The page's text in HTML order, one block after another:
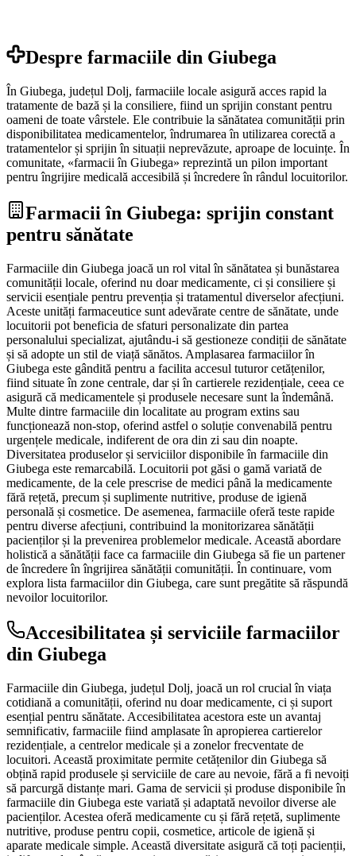
Despre farmaciile din Giubega
În Giubega, județul Dolj, farmaciile locale asigură acces rapid la
tratamente de bază și la consiliere, fiind un sprijin constant pentru
oameni de toate vârstele. Ele contribuie la sănătatea comunității prin
disponibilitatea medicamentelor, îndrumarea în utilizarea corectă a
tratamentelor și sprijin în situații neprevăzute, aproape de locuințe. În
comunitate, «farmacii în Giubega» reprezintă un pilon important
pentru îngrijire medicală accesibilă și încredere în rândul locuitorilor.
Farmacii în Giubega: sprijin constant
pentru sănătate
Farmaciile din Giubega joacă un rol vital în sănătatea și bunăstarea
comunității locale, oferind nu doar medicamente, ci și consiliere și
servicii esențiale pentru prevenția și tratamentul diverselor afecțiuni.
Aceste unități farmaceutice sunt adevărate centre de sănătate, unde
locuitorii pot beneficia de sfaturi personalizate din partea
personalului specializat, ajutându-i să gestioneze condiții de sănătate
și să adopte un stil de viață sănătos. Amplasarea farmaciilor în
Giubega este gândită pentru a facilita accesul tuturor cetățenilor,
fiind situate în zone centrale, dar și în cartierele rezidențiale, ceea ce
asigură că medicamentele și produsele necesare sunt la îndemână.
Multe dintre farmaciile din localitate au program extins sau
funcționează non-stop, oferind astfel o soluție convenabilă pentru
urgențele medicale, indiferent de ora din zi sau din noapte.
Diversitatea produselor și serviciilor disponibile în farmaciile din
Giubega este remarcabilă. Locuitorii pot găsi o gamă variată de
medicamente, de la cele prescrise de medici până la medicamente
fără rețetă, precum și suplimente nutritive, produse de igienă
personală și cosmetice. De asemenea, farmaciile oferă teste rapide
pentru diverse afecțiuni, contribuind la monitorizarea sănătății
pacienților și la prevenirea problemelor medicale. Această abordare
holistică a sănătății face ca farmaciile din Giubega să fie un partener
de încredere în îngrijirea sănătății comunității. În continuare, vom
explora lista farmaciilor din Giubega, care sunt pregătite să răspundă
nevoilor locuitorilor.
Accesibilitatea și serviciile farmaciilor
din Giubega
Farmaciile din Giubega, județul Dolj, joacă un rol crucial în viața
cotidiană a comunității, oferind nu doar medicamente, ci și suport
esențial pentru sănătate. Accesibilitatea acestora este un avantaj
semnificativ, farmaciile fiind amplasate în apropierea cartierelor
rezidențiale, a centrelor medicale și a zonelor frecventate de
locuitori. Această proximitate permite cetățenilor din Giubega să
obțină rapid produsele și serviciile de care au nevoie, fără a fi nevoiți
să parcurgă distanțe mari. Gama de servicii și produse disponibile în
farmaciile din Giubega este variată și adaptată nevoilor diverse ale
pacienților. Acestea oferă medicamente cu și fără rețetă, suplimente
nutritive, produse pentru copii, cosmetice, articole de igienă și
aparate medicale simple. Această diversitate asigură că toți pacienții,